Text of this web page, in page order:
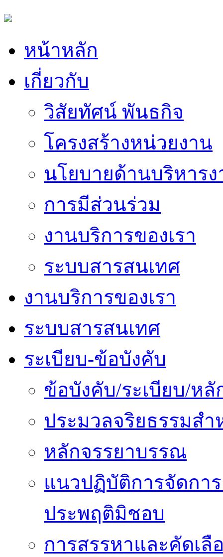
หน้าหลัก
เกี่ยวกับ
วิสัยทัศน์ พันธกิจ
โครงสร้างหน่วยงาน
นโยบายด้านบริหาร
การมีส่วนร่วม
งานบริการของเรา
ระบบสารสนเทศ
งานบริการของเรา
ระบบสารสนเทศ
ระเบียบ-ข้อบังคับ
ข้อบังคับ/ระเบียบ/ห
ประมวลจริยธรรมส
หลักจรรยาบรรณ
แนวปฏิบัติการจัดการ
ประพฤติมิชอบ
การสรรหาและคัดเลื